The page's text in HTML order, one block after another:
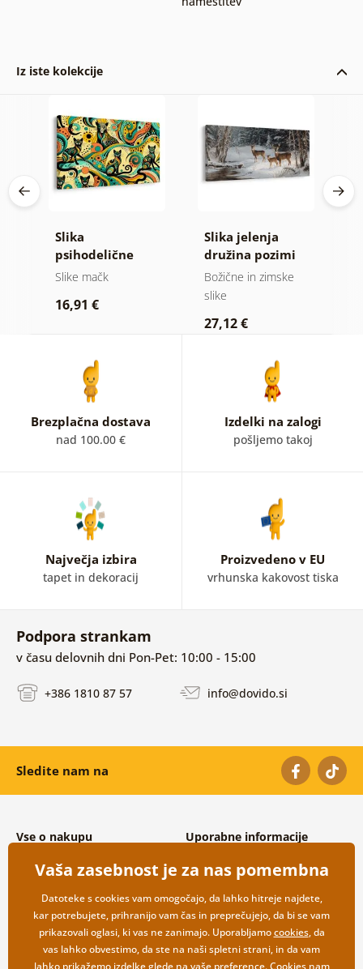
Iz iste kolekcije
Slika
psihodelične
mačke
Slike mačk
16,91 €
Slika jelenja
družina pozimi
Božične in zimske
slike
27,12 €
Brezplačna dostava
nad 100.00 €
Izdelki na zalogi
pošljemo takoj
Največja izbira
tapet in dekoracij
Proizvedeno v EU
vrhunska kakovost tiska
Podpora strankam
v času delovnih dni Pon-Pet: 10:00 - 15:00
+386 1810 87 57 info@dovido.si
Sledite nam na
Vse o nakupu
Splošni in reklamacijski pogoji
Varovanje osebnih podatkov
Možnosti dostave in plačila
Vračilo blaga
Uporabne informacije
Pogosto zastavljena vprašanja
Kontakti
Veleprodaja
Vaša zasebnost je za nas pomembna
Datoteke s cookies vam omogočajo, da lahko hitreje najdete,
kar potrebujete, prihranijo vam čas in preprečujejo, da bi se vam
prikazovali oglasi, ki vas ne zanimajo. Uporabljamocookies, da
vas lahko obvestimo, da ste na naši spletni strani, in da vam
lahko prikažemo izdelke glede na vaše preference. Cookies nam